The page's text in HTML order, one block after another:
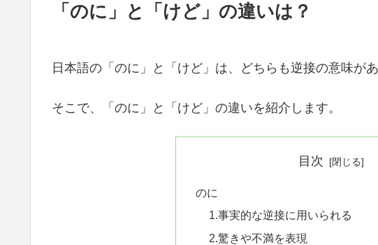
「のに」と「けど」の違いは？
日本語の「のに」と「けど」は、どちらも逆接の意味があ
そこで、「のに」と「けど」の違いを紹介します。
目次
のに
1.事実的な逆接に用いられる
2.驚きや不満を表現